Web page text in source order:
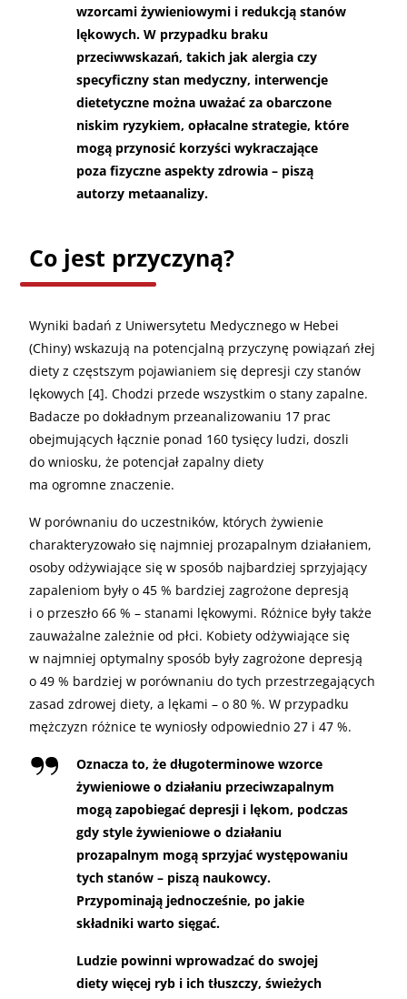
wzorcami żywieniowymi i redukcją stanów
lękowych. W przypadku braku
przeciwwskazań, takich jak alergia czy
specyficzny stan medyczny, interwencje
dietetyczne można uważać za obarczone
niskim ryzykiem, opłacalne strategie, które
mogą przynosić korzyści wykraczające
poza fizyczne aspekty zdrowia – piszą
autorzy metaanalizy.
Co jest przyczyną?
Wyniki badań z Uniwersytetu Medycznego w Hebei
(Chiny) wskazują na potencjalną przyczynę powiązań złej
diety z częstszym pojawianiem się depresji czy stanów
lękowych [4]. Chodzi przede wszystkim o stany zapalne.
Badacze po dokładnym przeanalizowaniu 17 prac
obejmujących łącznie ponad 160 tysięcy ludzi, doszli
do wniosku, że potencjał zapalny diety
ma ogromne znaczenie.
W porównaniu do uczestników, których żywienie
charakteryzowało się najmniej prozapalnym działaniem,
osoby odżywiające się w sposób najbardziej sprzyjający
zapaleniom były o 45 % bardziej zagrożone depresją
i o przeszło 66 % – stanami lękowymi. Różnice były także
zauważalne zależnie od płci. Kobiety odżywiające się
w najmniej optymalny sposób były zagrożone depresją
o 49 % bardziej w porównaniu do tych przestrzegających
zasad zdrowej diety, a lękami – o 80 %. W przypadku
mężczyzn różnice te wyniosły odpowiednio 27 i 47 %.
Oznacza to, że długoterminowe wzorce
żywieniowe o działaniu przeciwzapalnym
mogą zapobiegać depresji i lękom, podczas
gdy style żywieniowe o działaniu
prozapalnym mogą sprzyjać występowaniu
tych stanów – piszą naukowcy.
Przypominają jednocześnie, po jakie
składniki warto sięgać.
Ludzie powinni wprowadzać do swojej
diety więcej ryb i ich tłuszczy, świeżych